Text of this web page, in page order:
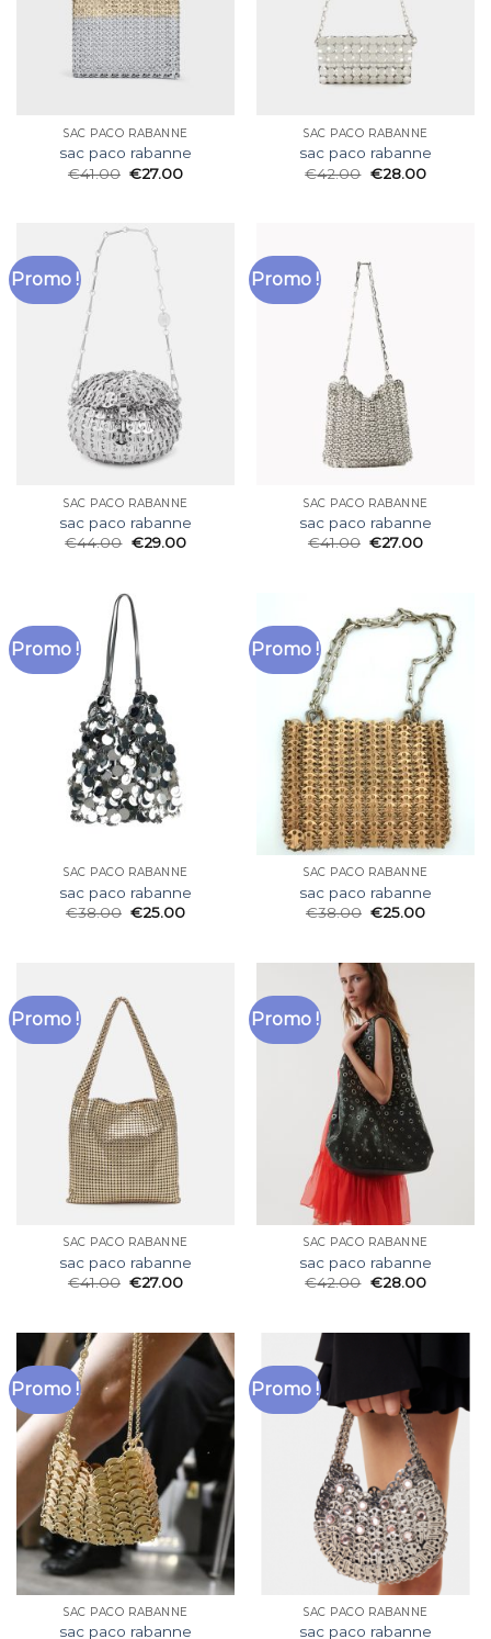
SAC PACO RABANNE
sac paco rabanne
€41.00 €27.00
SAC PACO RABANNE
sac paco rabanne
€42.00 €28.00
Promo !
SAC PACO RABANNE
sac paco rabanne
€44.00 €29.00
Promo !
SAC PACO RABANNE
sac paco rabanne
€41.00 €27.00
Promo !
SAC PACO RABANNE
sac paco rabanne
€38.00 €25.00
Promo !
SAC PACO RABANNE
sac paco rabanne
€38.00 €25.00
Promo !
SAC PACO RABANNE
sac paco rabanne
€41.00 €27.00
Promo !
SAC PACO RABANNE
sac paco rabanne
€42.00 €28.00
Promo !
SAC PACO RABANNE
sac paco rabanne
Promo !
SAC PACO RABANNE
sac paco rabanne